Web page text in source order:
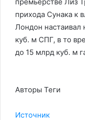
прихода Сунака к
Лондон настаивал
куб. м СПГ, в то
до 15 млрд куб. м
Авторы Теги
Источник